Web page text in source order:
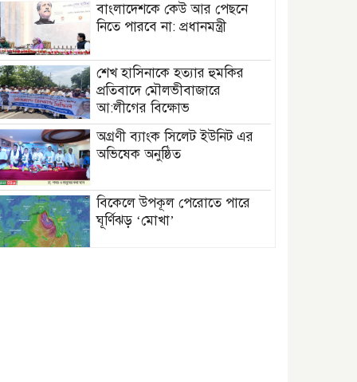
বাংলাদেশকে কেউ আর পেছনে
নিতে পারবে না: প্রধানমন্ত্রী
শেখ হাসিনাকে হত্যার হুমকির
প্রতিবাদে মৌলভীবাজারে
আ:লীগের বিক্ষোভ
অগ্রণী ব্যাংক সিলেট ইউনিট এর
অভিষেক অনুষ্ঠিত
বিকেলে উপকূল পেরোতে পারে
ঘূর্ণিঝড় ‘মোখা’